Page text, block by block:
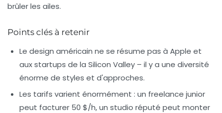
brûler les ailes.
Points clés à retenir
Le design américain ne se résume pas à Apple et
aux startups de la Silicon Valley – il y a une diversité
énorme de styles et d'approches.
Les tarifs varient énormément : un freelance junior
peut facturer 50 $/h, un studio réputé peut monter